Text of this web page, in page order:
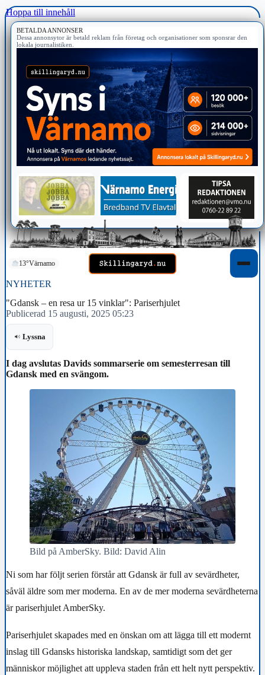
Hoppa till innehåll
BETALDA ANNONSER
Dessa annonsytor är betald reklam från företag och organisationer som sponsrar den
lokala journalistiken.
13°Värnamo
NYHETER
"Gdansk – en resa ur 15 vinklar": Pariserhjulet
Publicerad 15 augusti, 2025 05:23
Lyssna
I dag avslutas Davids sommarserie om semesterresan till
Gdansk med en svängom.
Bild på AmberSky. Bild: David Alin
Ni som har följt serien förstår att Gdansk är full av sevärdheter,
såväl äldre som mer moderna. En av de mer moderna sevärdheterna
är pariserhjulet AmberSky.
Pariserhjulet skapades med en önskan om att lägga till ett modernt
inslag till Gdansks historiska landskap, samtidigt som det ger
människor möjlighet att uppleva staden från ett helt nytt perspektiv.